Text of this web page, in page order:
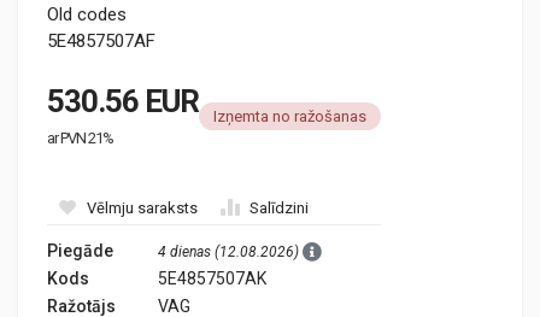
Old codes
5E4857507AF
530.56 EUR
ar PVN 21%
Izņemta no ražošanas
Vēlmju saraksts Salīdzini
Piegāde 4 dienas (12.08.2026)
Kods
5E4857507AK
Ražotājs
VAG